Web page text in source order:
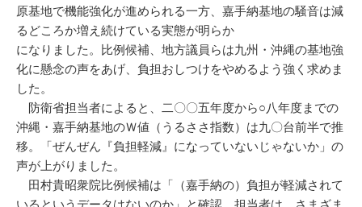
原基地で機能強化が進められる一方、嘉手納基地の騒音は減
るどころか増え続けている実態が明らか
になりました。比例候補、地方議員らは九州・沖縄の基地強
化に懸念の声をあげ、負担おしつけをやめるよう強く求めま
した。
防衛省担当者によると、二〇〇五年度から○八年度までの
沖縄・嘉手納基地のＷ値（うるささ指数）は九〇台前半で推
移。「ぜんぜん『負担軽減』になっていないじゃないか」の
声が上がりました。
田村貴昭衆院比例候補は「（嘉手納の）負担が軽減されて
いるというデータはないのか」と確認。担当者は、さまざま